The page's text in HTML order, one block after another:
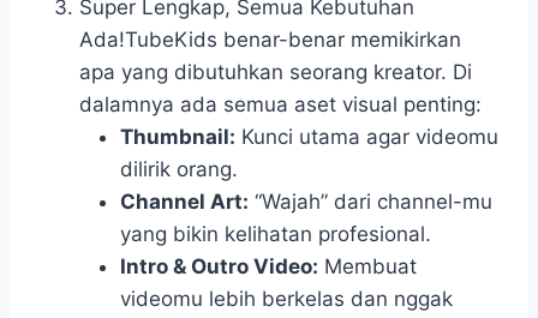
Super Lengkap, Semua Kebutuhan
Ada!TubeKids benar-benar memikirkan
apa yang dibutuhkan seorang kreator. Di
dalamnya ada semua aset visual penting:
Thumbnail: Kunci utama agar videomu
dilirik orang.
Channel Art: “Wajah” dari channel-mu
yang bikin kelihatan profesional.
Intro & Outro Video: Membuat
videomu lebih berkelas dan nggak